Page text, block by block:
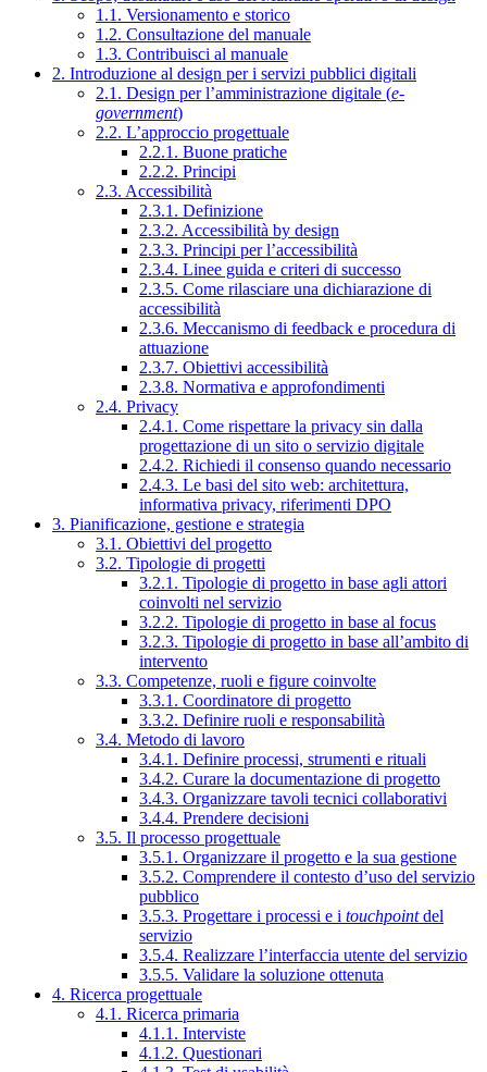
1.1. Versionamento e storico
1.2. Consultazione del manuale
1.3. Contribuisci al manuale
2. Introduzione al design per i servizi pubblici digitali
2.1. Design per l’amministrazione digitale (e-
government)
2.2. L’approccio progettuale
2.2.1. Buone pratiche
2.2.2. Principi
2.3. Accessibilità
2.3.1. Definizione
2.3.2. Accessibilità by design
2.3.3. Principi per l’accessibilità
2.3.4. Linee guida e criteri di successo
2.3.5. Come rilasciare una dichiarazione di
accessibilità
2.3.6. Meccanismo di feedback e procedura di
attuazione
2.3.7. Obiettivi accessibilità
2.3.8. Normativa e approfondimenti
2.4. Privacy
2.4.1. Come rispettare la privacy sin dalla
progettazione di un sito o servizio digitale
2.4.2. Richiedi il consenso quando necessario
2.4.3. Le basi del sito web: architettura,
informativa privacy, riferimenti DPO
3. Pianificazione, gestione e strategia
3.1. Obiettivi del progetto
3.2. Tipologie di progetti
3.2.1. Tipologie di progetto in base agli attori
coinvolti nel servizio
3.2.2. Tipologie di progetto in base al focus
3.2.3. Tipologie di progetto in base all’ambito di
intervento
3.3. Competenze, ruoli e figure coinvolte
3.3.1. Coordinatore di progetto
3.3.2. Definire ruoli e responsabilità
3.4. Metodo di lavoro
3.4.1. Definire processi, strumenti e rituali
3.4.2. Curare la documentazione di progetto
3.4.3. Organizzare tavoli tecnici collaborativi
3.4.4. Prendere decisioni
3.5. Il processo progettuale
3.5.1. Organizzare il progetto e la sua gestione
3.5.2. Comprendere il contesto d’uso del servizio
pubblico
3.5.3. Progettare i processi e i touchpointdel
servizio
3.5.4. Realizzare l’interfaccia utente del servizio
3.5.5. Validare la soluzione ottenuta
4. Ricerca progettuale
4.1. Ricerca primaria
4.1.1. Interviste
4.1.2. Questionari